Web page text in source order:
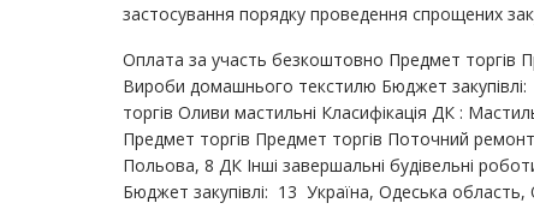
застосування порядку проведення спрощених
Оплата за участь безкоштовно Предмет торгів
Вироби домашнього текстилю Бюджет
торгів Оливи мастильні Класифікація ДК :
Предмет торгів Предмет торгів Поточний
Польова, 8 ДК Інші завершальні будівельні
Бюджет закупівлі: 13 Україна, Одеська область,